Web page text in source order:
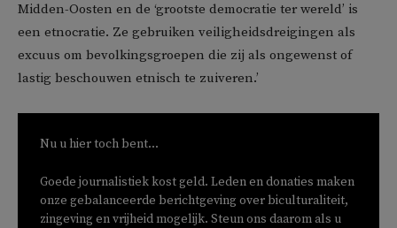
Midden-Oosten en de ‘grootste democratie ter wereld’ is
een etnocratie. Ze gebruiken veiligheidsdreigingen als
excuus om bevolkingsgroepen die zij als ongewenst of
lastig beschouwen etnisch te zuiveren.’
Nu u hier toch bent...
Goede journalistiek kost geld. Leden en donaties maken
onze gebalanceerde berichtgeving over biculturaliteit,
zingeving en vrijheid mogelijk. Steun ons daarom als u